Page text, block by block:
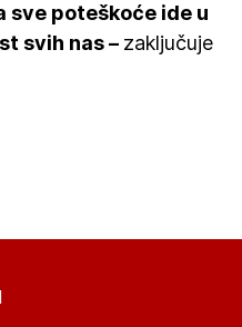
sve poteškoće ide u
svih nas – zaključuje